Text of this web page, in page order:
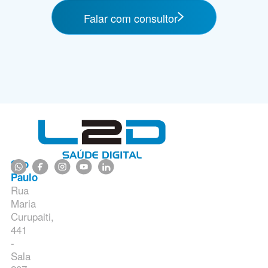
Falar com consultor
São
Paulo
Rua
Maria
Curupaiti,
441
-
Sala